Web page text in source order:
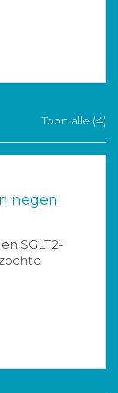
Toon alle (4)
negen
SGLT2-